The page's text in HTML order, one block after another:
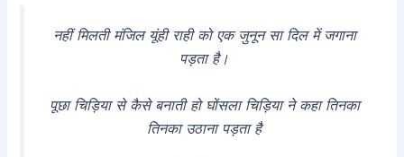
नहीं मिलती मंजिल यूंही राही को एक जुनून सा दिल में जगाना
पड़ता है।
पूछा चिड़िया से कैसे बनाती हो घोंसला चिड़िया ने कहा तिनका
तिनका उठाना पड़ता है